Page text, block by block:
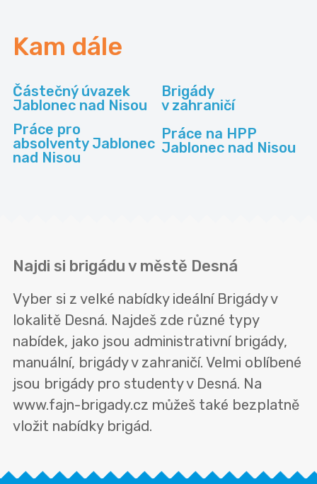
Kam dále
Částečný úvazek
Jablonec nad Nisou
Brigády
v zahraničí
Práce pro
absolventy Jablonec
nad Nisou
Práce na HPP
Jablonec nad Nisou
Najdi si brigádu v městě Desná
Vyber si z velké nabídky ideální Brigády v
lokalitě Desná. Najdeš zde různé typy
nabídek, jako jsou administrativní brigády,
manuální, brigády v zahraničí. Velmi oblíbené
jsou brigády pro studenty v Desná. Na
www.fajn-brigady.cz můžeš také bezplatně
vložit nabídky brigád.